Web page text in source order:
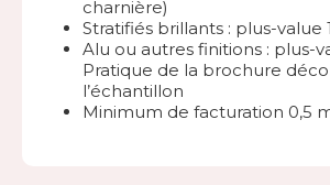
charnière)
Stratifiés brillants : plus-value
Alu ou autres finitions : plus-
Pratique de la brochure
l’échantillon
Minimum de facturation 0,5